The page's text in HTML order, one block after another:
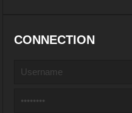
CONNECTION